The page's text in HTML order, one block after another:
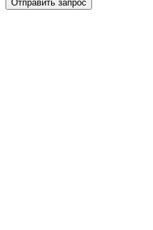
Отправить запрос